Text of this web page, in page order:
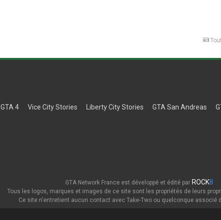
GTA 4 Vice City Stories Liberty City Stories GTA San Andreas
GTA Network France est développé et édité par ROCK8
Tous les logos, marques et images de ce site sont les propriétés de leurs
Ce site n'entretient aucun contact avec Take-Two ou quelconque associé